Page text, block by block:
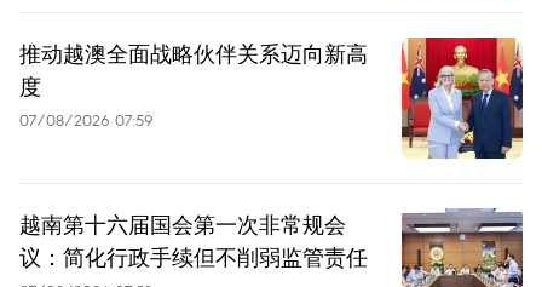
推动越澳全面战略伙伴关系迈向新高
度
07/08/2026 07:59
越南第十六届国会第一次非常规会
议：简化行政手续但不削弱监管责任